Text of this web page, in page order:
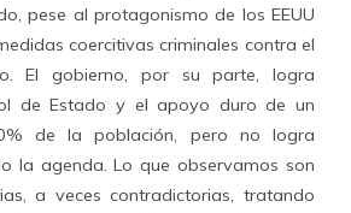
pese al protagonismo de los EEUU
coercitivas criminales contra el
El gobierno, por su parte, logra
de Estado y el apoyo duro de un
de la población, pero no logra
la agenda. Lo que observamos son
a veces contradictorias, tratando